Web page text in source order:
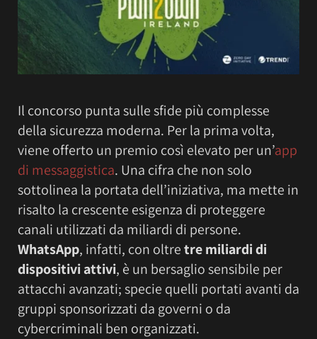
Il concorso punta sulle sfide più complesse
della sicurezza moderna. Per la prima volta,
viene offerto un premio così elevato per un’app
di messaggistica. Una cifra che non solo
sottolinea la portata dell’iniziativa, ma mette in
risalto la crescente esigenza di proteggere
canali utilizzati da miliardi di persone.
WhatsApp, infatti, con oltretre miliardi di
dispositivi attivi, è un bersaglio sensibile per
attacchi avanzati; specie quelli portati avanti da
gruppi sponsorizzati da governi o da
cybercriminali ben organizzati.